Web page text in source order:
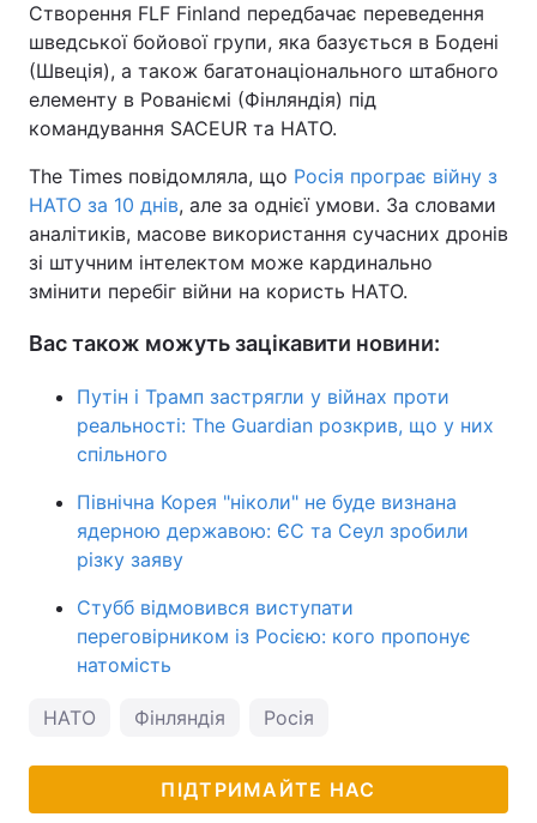
Створення FLF Finland передбачає переведення
шведської бойової групи, яка базується в Бодені
(Швеція), а також багатонаціонального штабного
елементу в Рованіємі (Фінляндія) під
командування SACEUR та НАТО.
The Times повідомляла, що Росія програє війну з
НАТО за 10 днів, але за однієї умови. За словами
аналітиків, масове використання сучасних дронів
зі штучним інтелектом може кардинально
змінити перебіг війни на користь НАТО.
Вас також можуть зацікавити новини:
Путін і Трамп застрягли у війнах проти
реальності: The Guardian розкрив, що у них
спільного
Північна Корея "ніколи" не буде визнана
ядерною державою: ЄС та Сеул зробили
різку заяву
Стубб відмовився виступати
переговірником із Росією: кого пропонує
натомість
НАТО Фінляндія Росія
ПІДТРИМАЙТЕ НАС